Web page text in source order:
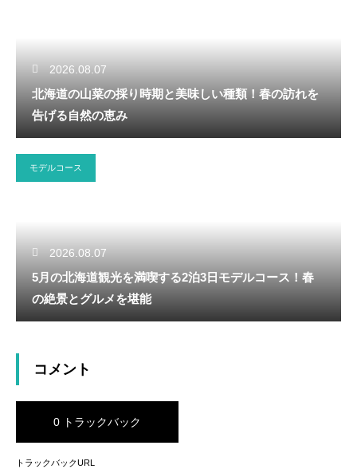
2026.08.07
北海道の山菜の採り時期と美味しい種類！春の訪れを
告げる自然の恵み
モデルコース
2026.08.07
5月の北海道観光を満喫する2泊3日モデルコース！春
の絶景とグルメを堪能
コメント
0 トラックバック
トラックバックURL